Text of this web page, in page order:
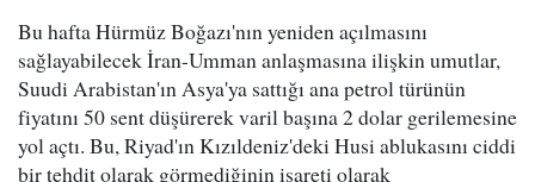
Bu hafta Hürmüz Boğazı'nın yeniden açılmasını
sağlayabilecek İran-Umman anlaşmasına ilişkin umutlar,
Suudi Arabistan'ın Asya'ya sattığı ana petrol türünün
fiyatını 50 sent düşürerek varil başına 2 dolar gerilemesine
yol açtı. Bu, Riyad'ın Kızıldeniz'deki Husi ablukasını ciddi
bir tehdit olarak görmediğinin işareti olarak